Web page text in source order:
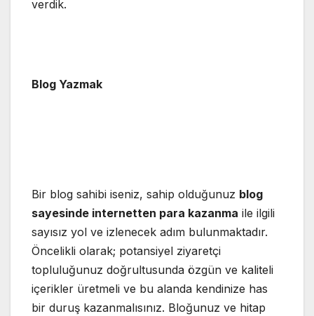
verdik.
Blog Yazmak
Bir blog sahibi iseniz, sahip olduğunuz blog
sayesinde internetten para kazanma ile ilgili
sayısız yol ve izlenecek adım bulunmaktadır.
Öncelikli olarak; potansiyel ziyaretçi
topluluğunuz doğrultusunda özgün ve kaliteli
içerikler üretmeli ve bu alanda kendinize has
bir duruş kazanmalısınız. Bloğunuz ve hitap